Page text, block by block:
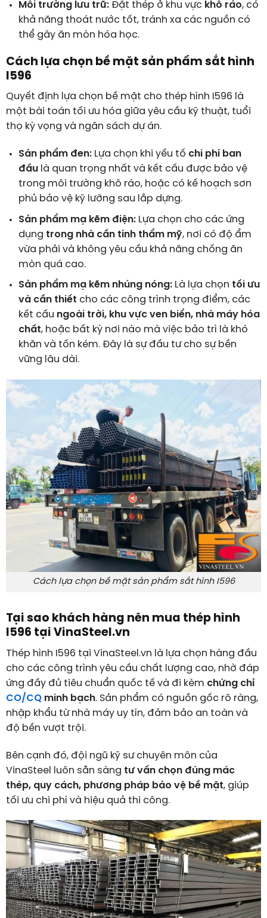
Môi trường lưu trữ:Đặt thép ở khu vực khô ráo, có
khả năng thoát nước tốt, tránh xa các nguồn có
thể gây ăn mòn hóa học.
Cách lựa chọn bề mặt sản phẩm sắt hình
I596
Quyết định lựa chọn bề mặt cho thép hình I596 là
một bài toán tối ưu hóa giữa yêu cầu kỹ thuật, tuổi
thọ kỳ vọng và ngân sách dự án.
Sản phẩm đen:Lựa chọn khi yếu tố chi phí ban
đầulà quan trọng nhất và kết cấu được bảo vệ
trong môi trường khô ráo, hoặc có kế hoạch sơn
phủ bảo vệ kỹ lưỡng sau lắp dựng.
Sản phẩm mạ kẽm điện:Lựa chọn cho các ứng
dụng trong nhà cần tính thẩm mỹ, nơi có độ ẩm
vừa phải và không yêu cầu khả năng chống ăn
mòn quá cao.
Sản phẩm mạ kẽm nhúng nóng:Là lựa chọn tối ưu
và cần thiết cho các công trình trọng điểm, các
kết cấu ngoài trời, khu vực ven biển, nhà máy hóa
chất, hoặc bất kỳ nơi nào mà việc bảo trì là khó
khăn và tốn kém. Đây là sự đầu tư cho sự bền
vững lâu dài.
Cách lựa chọn bề mặt sản phẩm sắt hình I596
Tại sao khách hàng nên mua thép hình
I596 tại VinaSteel.vn
Thép hình I596 tại VinaSteel.vn là lựa chọn hàng đầu
cho các công trình yêu cầu chất lượng cao, nhờ đáp
ứng đầy đủ tiêu chuẩn quốc tế và đi kèm chứng chỉ
CO/CQminh bạch. Sản phẩm có nguồn gốc rõ ràng,
nhập khẩu từ nhà máy uy tín, đảm bảo an toàn và
độ bền vượt trội.
Bên cạnh đó, đội ngũ kỹ sư chuyên môn của
VinaSteel luôn sẵn sàng tư vấn chọn đúng mác
thép, quy cách, phương pháp bảo vệ bề mặt, giúp
tối ưu chi phí và hiệu quả thi công.